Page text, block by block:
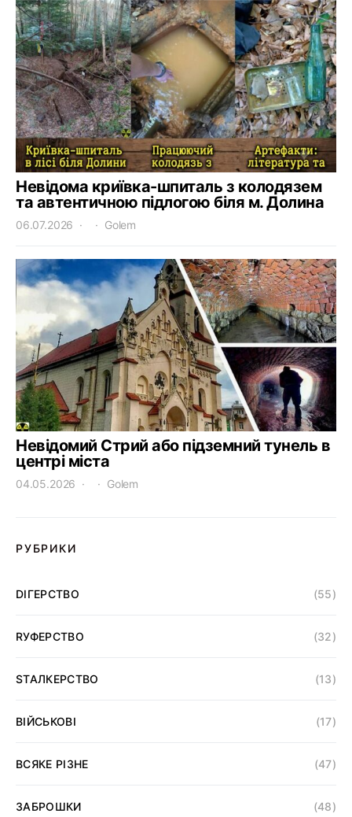
Невідома криївка-шпиталь з колодязем
та автентичною підлогою біля м. Долина
06.07.2026 Golem
Невідомий Стрий або підземний тунель в
центрі міста
04.05.2026 Golem
РУБРИКИ
DІГЕРСТВО (55)
RУФЕРСТВО (32)
SТАЛКЕРСТВО (13)
ВІЙСЬКОВІ (17)
ВСЯКЕ РІЗНЕ (47)
ЗАБРОШКИ (48)